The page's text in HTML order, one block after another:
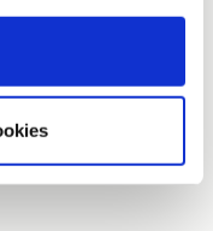
søke hos.
på alternativt
innebærer som